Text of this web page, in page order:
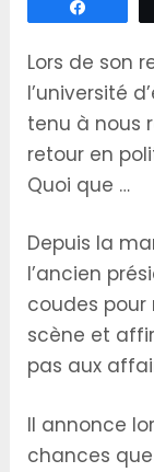
Lors de son
l’université
tenu à nous
retour en
Quoi que …
Depuis la
l’ancien
coudes pour
scène et
pas aux
Il annonce
chances